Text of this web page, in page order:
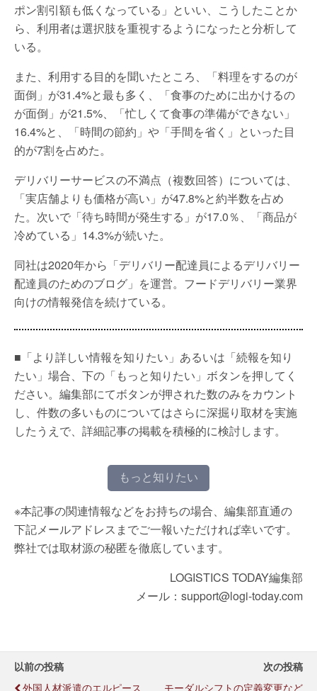
ポン割引額も低くなっている」といい、こうしたことか
ら、利用者は選択肢を重視するようになったと分析して
いる。
また、利用する目的を聞いたところ、「料理をするのが
面倒」が31.4%と最も多く、「食事のために出かけるの
が面倒」が21.5%、「忙しくて食事の準備ができない」
16.4%と、「時間の節約」や「手間を省く」といった目
的が7割を占めた。
デリバリーサービスの不満点（複数回答）については、
「実店舗よりも価格が高い」が47.8%と約半数を占め
た。次いで「待ち時間が発生する」が17.0％、「商品が
冷めている」14.3%が続いた。
同社は2020年から「デリバリー配達員によるデリバリー
配達員のためのブログ」を運営。フードデリバリー業界
向けの情報発信を続けている。
■「より詳しい情報を知りたい」あるいは「続報を知り
たい」場合、下の「もっと知りたい」ボタンを押してく
ださい。編集部にてボタンが押された数のみをカウント
し、件数の多いものについてはさらに深掘り取材を実施
したうえで、詳細記事の掲載を積極的に検討します。
もっと知りたい
※本記事の関連情報などをお持ちの場合、編集部直通の
下記メールアドレスまでご一報いただければ幸いです。
弊社では取材源の秘匿を徹底しています。
LOGISTICS TODAY編集部
メール：support@logi-today.com
以前の投稿
外国人材派遣のエルピース
次の投稿
モーダルシフトの定義変更など